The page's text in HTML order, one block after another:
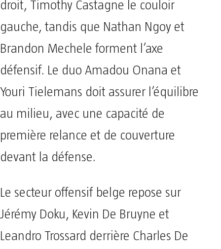
droit, Timothy Castagne le couloir
gauche, tandis que Nathan Ngoy et
Brandon Mechele forment l’axe
défensif. Le duo Amadou Onana et
Youri Tielemans doit assurer l’équilibre
au milieu, avec une capacité de
première relance et de couverture
devant la défense.
Le secteur offensif belge repose sur
Jérémy Doku, Kevin De Bruyne et
Leandro Trossard derrière Charles De